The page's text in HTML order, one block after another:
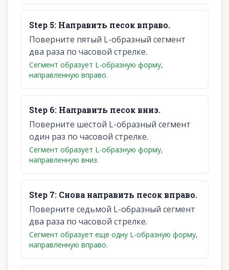
Step 5: Направить песок вправо.
Поверните пятый L-образный сегмент
два раза по часовой стрелке.
Сегмент образует L-образную форму,
направленную вправо.
Step 6: Направить песок вниз.
Поверните шестой L-образный сегмент
один раз по часовой стрелке.
Сегмент образует L-образную форму,
направленную вниз.
Step 7: Снова направить песок вправо.
Поверните седьмой L-образный сегмент
два раза по часовой стрелке.
Сегмент образует еще одну L-образную форму,
направленную вправо.